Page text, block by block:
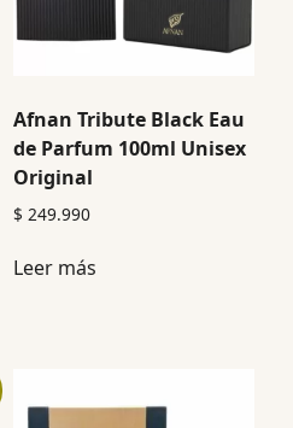
Afnan Tribute Black Eau
de Parfum 100ml Unisex
Original
$ 249.990
Leer más